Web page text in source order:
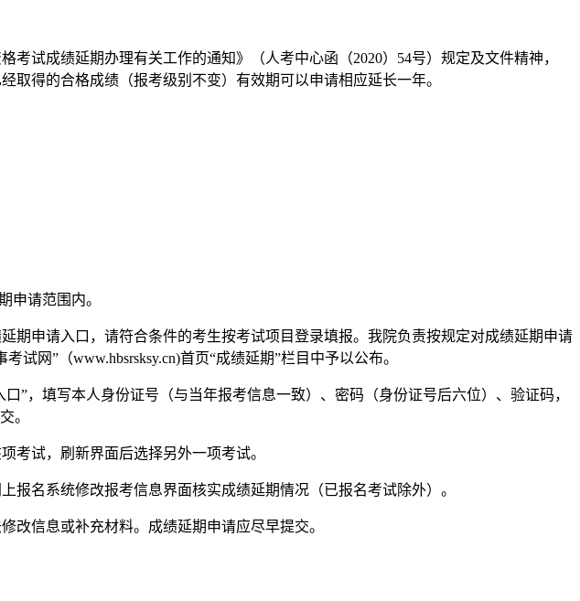
试成绩延期办理有关工作的通知》（人考中心函（2020）54号）规定及文件精神，
取得的合格成绩（报考级别不变）有效期可以申请相应延长一年。
请范围内。
期申请入口，请符合条件的考生按考试项目登录填报。我院负责按规定对成绩延期申请
网”（www.hbsrsksy.cn)首页“成绩延期”栏目中予以公布。
”，填写本人身份证号（与当年报考信息一致）、密码（身份证号后六位）、验证码，
。
试，刷新界面后选择另外一项考试。
名系统修改报考信息界面核实成绩延期情况（已报名考试除外）。
信息或补充材料。成绩延期申请应尽早提交。